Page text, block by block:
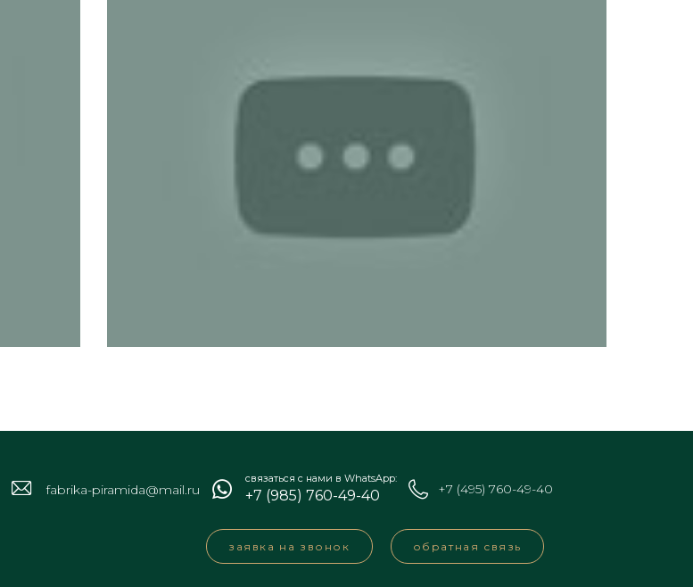
fabrika-piramida@mail.ru
связаться с нами в WhatsApp:
+7 (985) 760-49-40 +7 (495) 760-49-40
заявка на звонок обратная связь